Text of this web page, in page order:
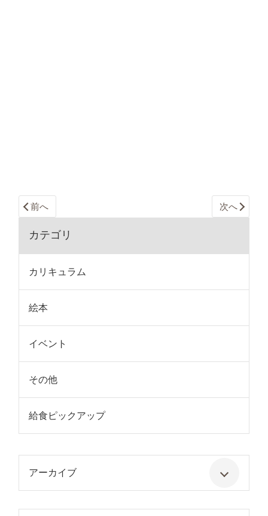
前へ 次へ
カテゴリ
カリキュラム
絵本
イベント
その他
給食ピックアップ
アーカイブ